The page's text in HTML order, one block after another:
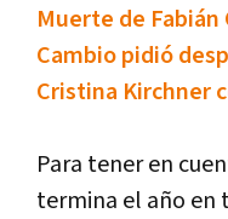
Muerte de
Cambio pidió
Cristina Kirchner
Para tener en
termina el año en